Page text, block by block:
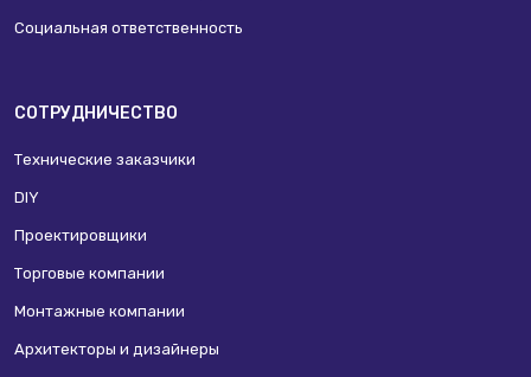
Социальная ответственность
СОТРУДНИЧЕСТВО
Технические заказчики
DIY
Проектировщики
Торговые компании
Монтажные компании
Архитекторы и дизайнеры